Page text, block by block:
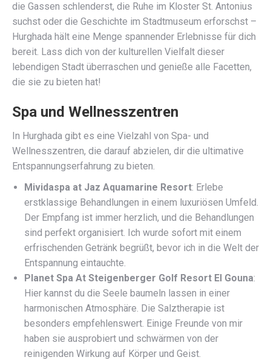
die Gassen schlenderst, die Ruhe im Kloster St. Antonius
suchst oder die Geschichte im Stadtmuseum erforschst –
Hurghada hält eine Menge spannender Erlebnisse für dich
bereit. Lass dich von der kulturellen Vielfalt dieser
lebendigen Stadt überraschen und genieße alle Facetten,
die sie zu bieten hat!
Spa und Wellnesszentren
In Hurghada gibt es eine Vielzahl von Spa- und
Wellnesszentren, die darauf abzielen, dir die ultimative
Entspannungserfahrung zu bieten.
Mividaspa at Jaz Aquamarine Resort: Erlebe
erstklassige Behandlungen in einem luxuriösen Umfeld.
Der Empfang ist immer herzlich, und die Behandlungen
sind perfekt organisiert. Ich wurde sofort mit einem
erfrischenden Getränk begrüßt, bevor ich in die Welt der
Entspannung eintauchte.
Planet Spa At Steigenberger Golf Resort El Gouna:
Hier kannst du die Seele baumeln lassen in einer
harmonischen Atmosphäre. Die Salztherapie ist
besonders empfehlenswert. Einige Freunde von mir
haben sie ausprobiert und schwärmen von der
reinigenden Wirkung auf Körper und Geist.